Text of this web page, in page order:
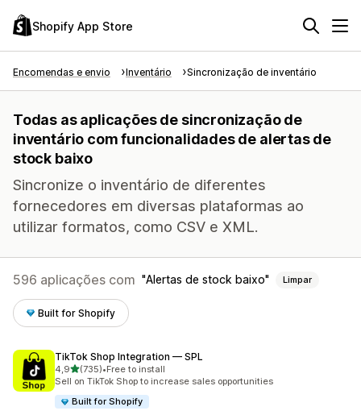
Shopify App Store
Encomendas e envio Inventário Sincronização de inventário
Todas as aplicações de sincronização de
inventário com funcionalidades de alertas de
stock baixo
Sincronize o inventário de diferentes
fornecedores em diversas plataformas ao
utilizar formatos, como CSV e XML.
596 aplicações com Alertas de stock baixo Limpar
Built for Shopify
TikTok Shop Integration — SPL
4,9de 5 estrelas
(735)
735 total de avaliações
•Free to install
Sell on TikTok Shop to increase sales opportunities
Built for Shopify